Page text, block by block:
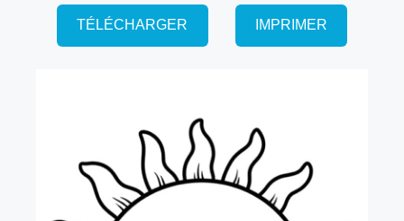
TÉLÉCHARGER IMPRIMER